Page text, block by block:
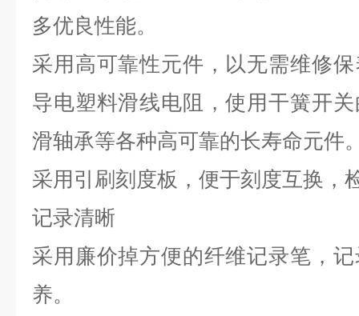
多优良性能。
采用高可靠性元件，以无需维修
导电塑料滑线电阻，使用干簧开
滑轴承等各种高可靠的长寿命元件
采用引刷刻度板，便于刻度互换，
记录清晰
采用廉价掉方便的纤维记录笔，
养。